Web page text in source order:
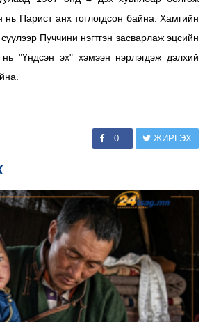
нь Парист анх тоглогдсон байна. Хамгийн
Пуччини нэгтгэн засварлаж эцсийн
нь "Үндсэн эх" хэмээн нэрлэгдэж дэлхий
0 ЖИРГЭХ